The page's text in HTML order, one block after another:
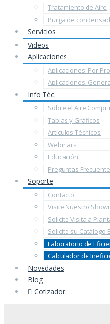
Tratamiento de Aire
Purga de
Servicios
Videos
Aplicaciones
Aplicaciones: Por
Aplicaciones:
Info Téc.
Sobre el Aire
Tablas y Gráficos
Artículos Técnicos
Webinars
Educación
Preguntas
Soporte
Contacto
Visite Nuestro
Solicite Visita a
Solicite su Catálogo
Laboratorio de
Calculador de
Novedades
Blog
Cotizador